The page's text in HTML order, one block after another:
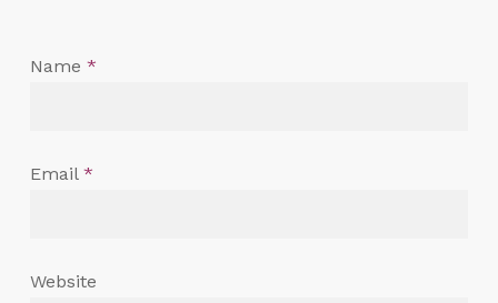
Name *
Email *
Website